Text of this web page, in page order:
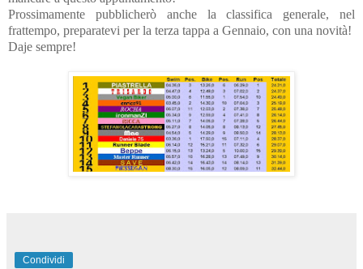
Prossimamente pubblicherò anche la classifica generale, nel
frattempo, preparatevi per la terza tappa a Gennaio, con una novità!
Daje sempre!
Condividi